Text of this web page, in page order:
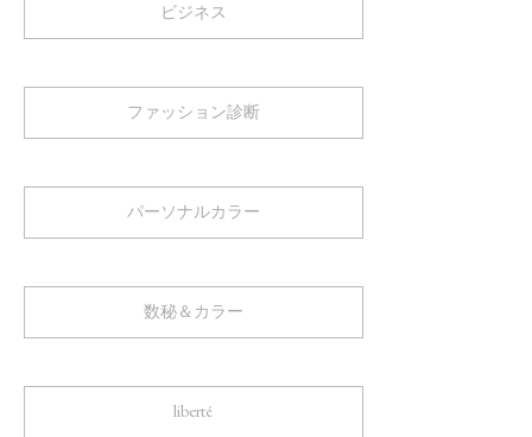
ビジネス
ファッション診断
パーソナルカラー
数秘＆カラー
liberté